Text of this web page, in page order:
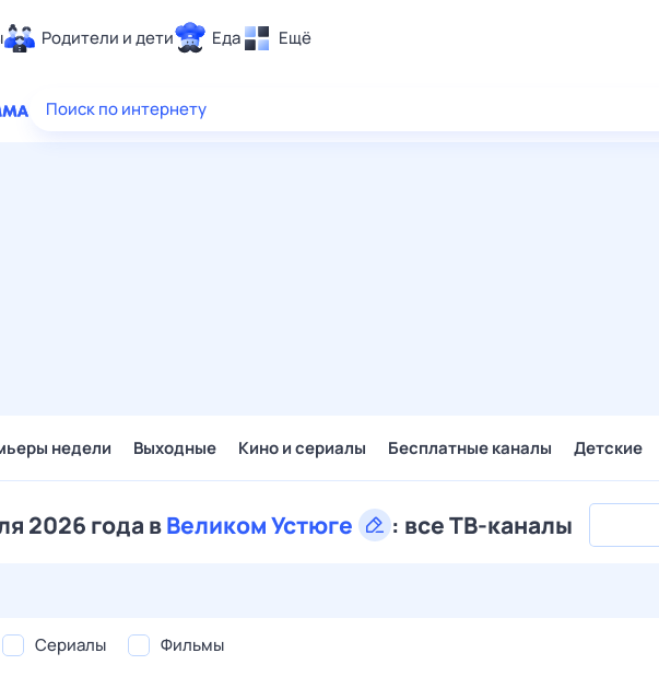
Родители и дети Еда Ещё
Здоровье
Поиск по интернету
недели Выходные Кино и сериалы Бесплатные каналы Детские
2026 года вВеликом Устюге : все ТВ-каналы
Сериалы Фильмы